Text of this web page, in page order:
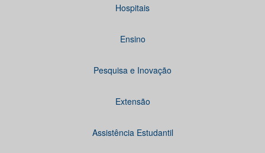
Hospitais
Ensino
Pesquisa e Inovação
Extensão
Assistência Estudantil